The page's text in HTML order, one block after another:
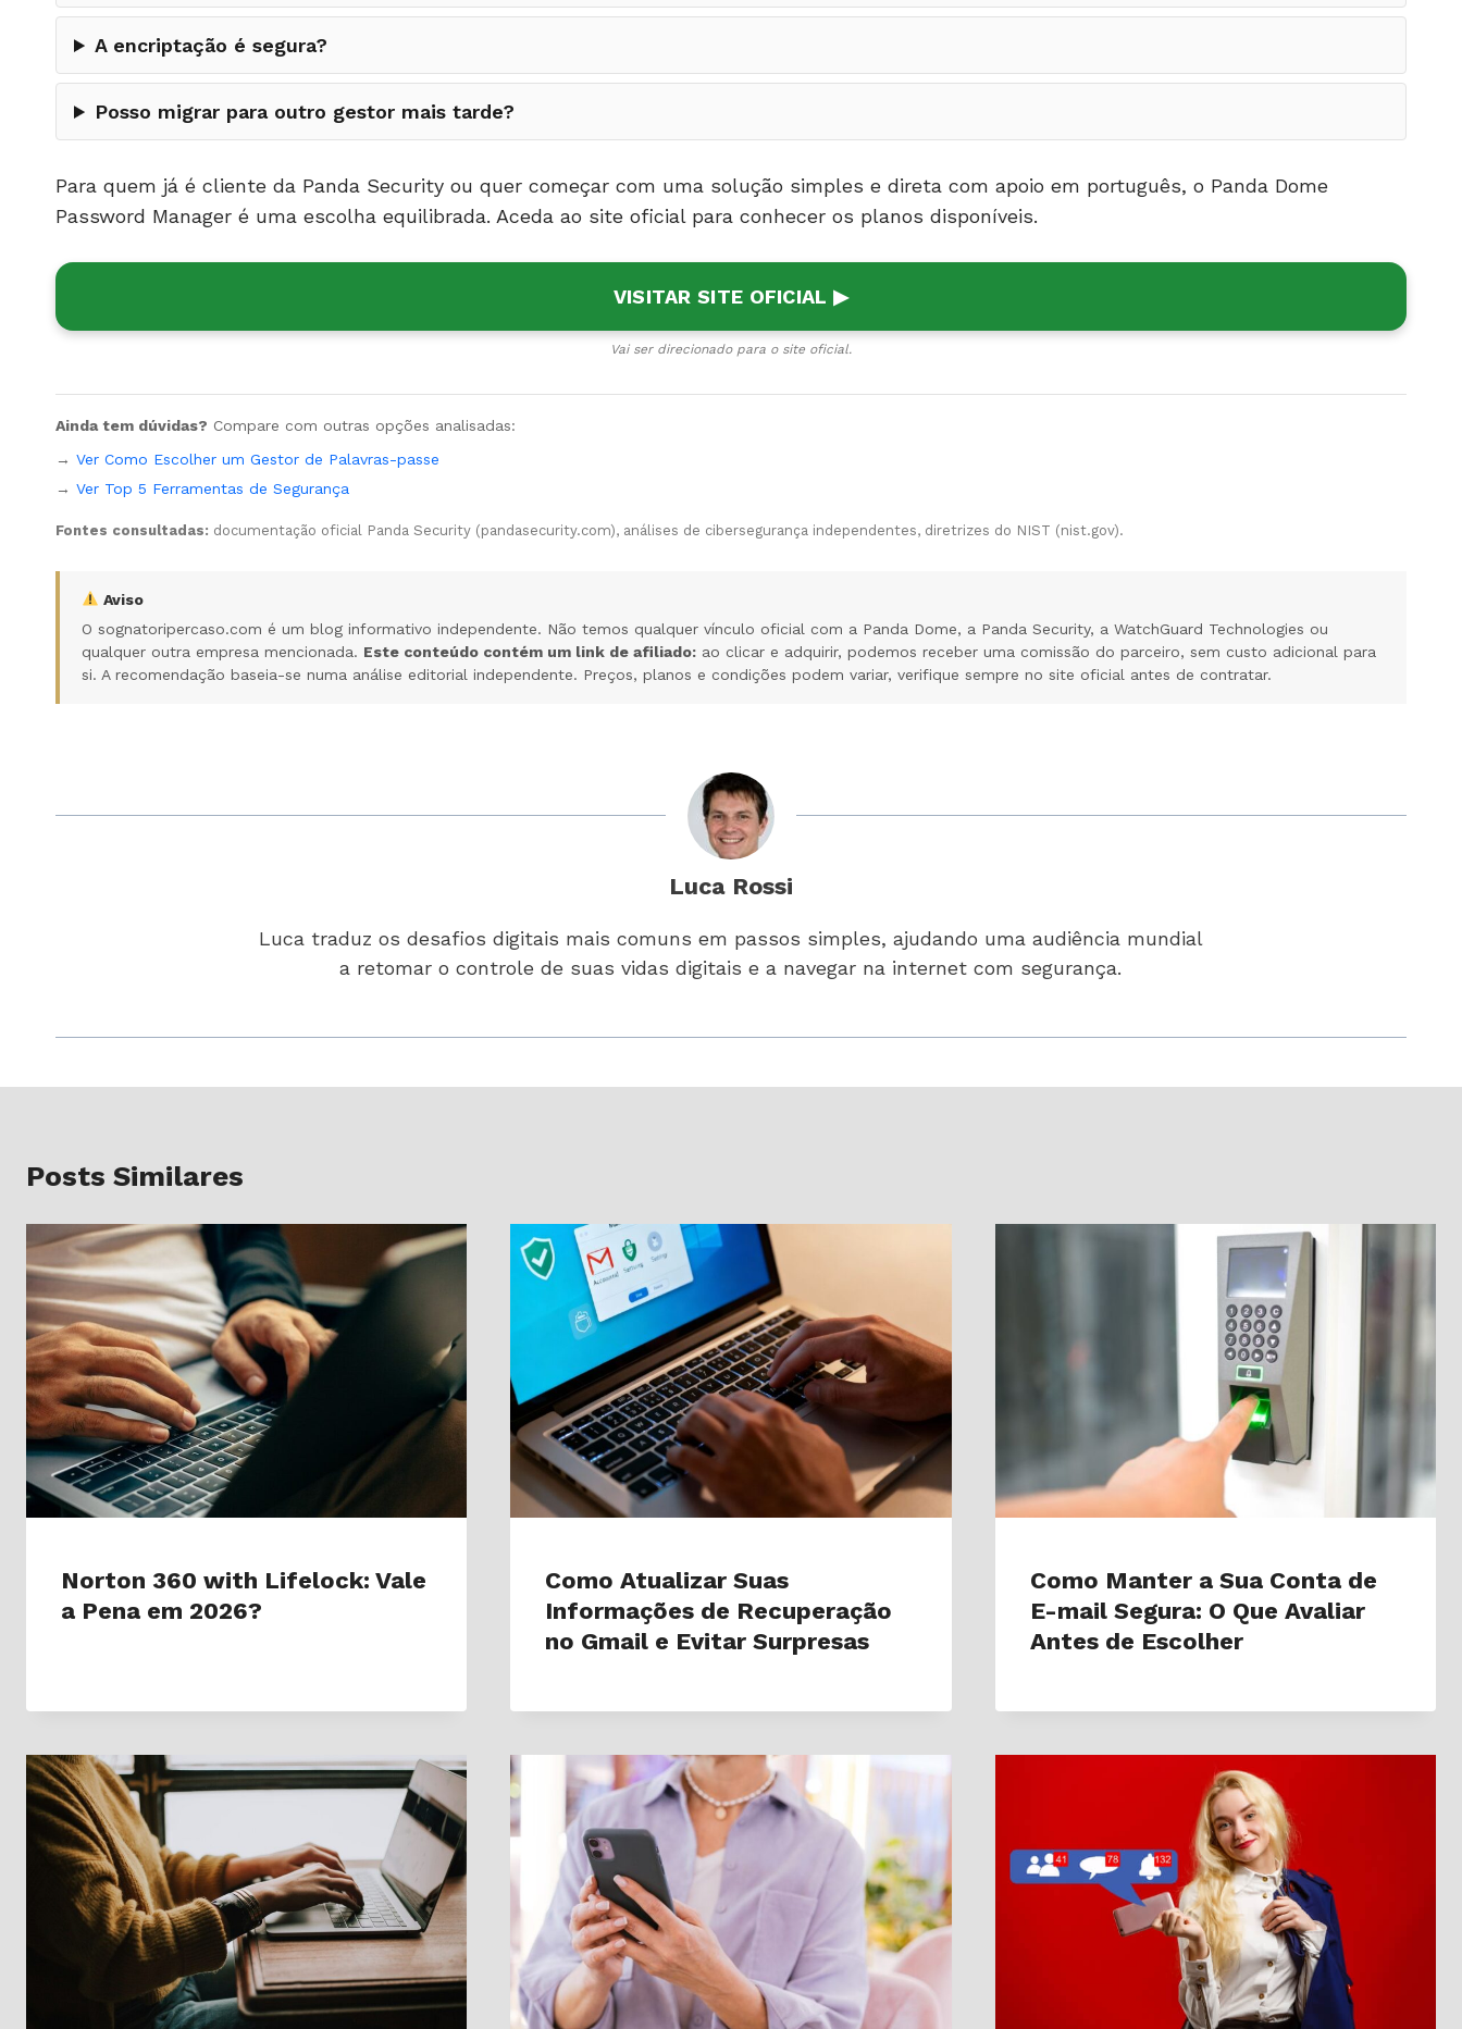
A encriptação é segura?
Posso migrar para outro gestor mais tarde?
Para quem já é cliente da Panda Security ou quer começar com uma solução simples e direta com apoio em português, o Panda Dome
Password Manager é uma escolha equilibrada. Aceda ao site oficial para conhecer os planos disponíveis.
VISITAR SITE OFICIAL ▶
Vai ser direcionado para o site oficial.
Ainda tem dúvidas? Compare com outras opções analisadas:
→ Ver Como Escolher um Gestor de Palavras-passe
→ Ver Top 5 Ferramentas de Segurança
Fontes consultadas: documentação oficial Panda Security (pandasecurity.com), análises de cibersegurança independentes, diretrizes do NIST (nist.gov).
Aviso
O sognatoripercaso.com é um blog informativo independente. Não temos qualquer vínculo oficial com a Panda Dome, a Panda Security, a WatchGuard Technologies ou
qualquer outra empresa mencionada. Este conteúdo contém um link de afiliado: ao clicar e adquirir, podemos receber uma comissão do parceiro, sem custo adicional para
si. A recomendação baseia-se numa análise editorial independente. Preços, planos e condições podem variar, verifique sempre no site oficial antes de contratar.
Luca Rossi
Luca traduz os desafios digitais mais comuns em passos simples, ajudando uma audiência mundial
a retomar o controle de suas vidas digitais e a navegar na internet com segurança.
Posts Similares
Norton 360 with Lifelock: Vale
a Pena em 2026?
Como Atualizar Suas
Informações de Recuperação
no Gmail e Evitar Surpresas
Como Manter a Sua Conta de
E-mail Segura: O Que Avaliar
Antes de Escolher